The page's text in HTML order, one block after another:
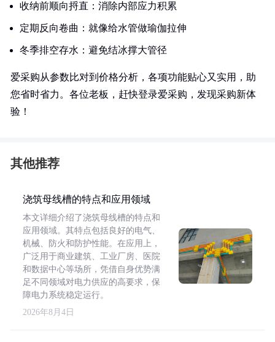
收纳前顺向捋直：消除内部应力积累
定期反向卷曲：就像给水管做瑜伽拉伸
冬季排空存水：避免结冰撑大管径
爱采购从参数比对到价格分析，各项功能贴心又实用，助
您省时省力。各位老板，赶快登录爱采购，发现采购新体
验！
其他推荐
浇筑母线槽的特点和应用领域
本文详细介绍了浇筑母线槽的特点和
应用领域。其特点包括良好的电气、
机械、防火和防护性能。在应用上，
广泛用于商业建筑、工业厂房、医院
和数据中心等场所，凭借自身优势满
足不同领域对电力供应的高要求，保
障电力系统稳定运行。
2026年8月4日